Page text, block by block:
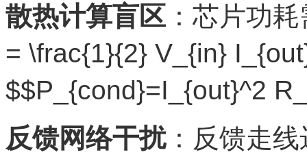
散热计算盲区 ：芯片功
= \frac{1}{2} V_{in}
$$P_{cond}=I_{out}^2
反馈网络干扰：反馈走